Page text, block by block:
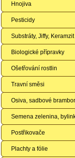
Hnojiva
Pesticidy
Substráty, Jiffy, Keramzit
Biologické přípravky
Ošetřování rostlin
Travní směsi
Osiva, sadbové
Semena zelenina,
Postřikovače
Plachty a fólie